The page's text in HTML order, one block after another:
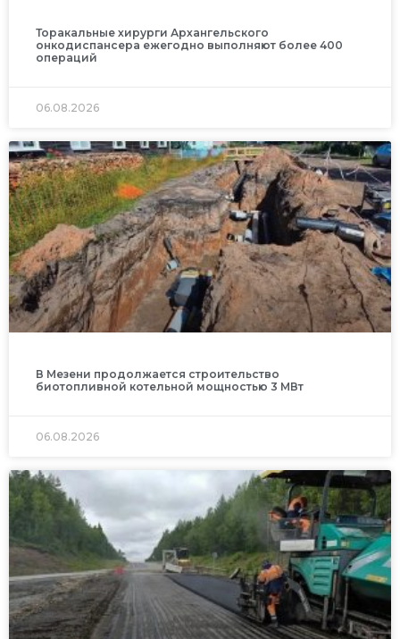
Торакальные хирурги Архангельского
онкодиспансера ежегодно выполняют более 400
операций
06.08.2026
В Мезени продолжается строительство
биотопливной котельной мощностью 3 МВт
06.08.2026